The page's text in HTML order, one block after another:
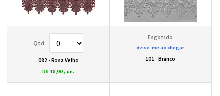
082 - Rosa Velho
R$ 18,90 / un.
Avise-me ao chegar
101 - Branco